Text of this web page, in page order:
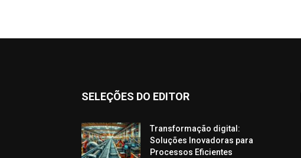
SELEÇÕES DO EDITOR
Transformação digital:
Soluções Inovadoras para
Processos Eficientes